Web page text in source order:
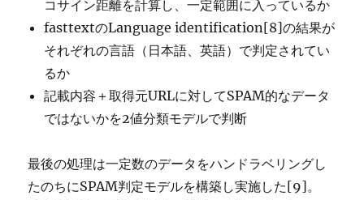
コサイン距離を計算し、一定範囲に入っているか
fasttextのLanguage identification[8]の結果が
それぞれの言語（日本語、英語）で判定されてい
るか
記載内容＋取得元URLに対してSPAM的なデータ
ではないかを2値分類モデルで判断
最後の処理は一定数のデータをハンドラベリングし
たのちにSPAM判定モデルを構築し実施した[9]。